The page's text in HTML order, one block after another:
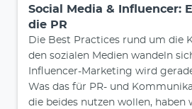
Social Media & Influencer:
die PR
Die Best Practices rund um die
den sozialen Medien wandeln
Influencer-Marketing wird
Was das für PR- und
die beides nutzen wollen, haben